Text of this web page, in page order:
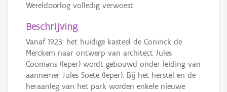
Wereldoorlog volledig verwoest.
Beschrijving
Vanaf 1923: het huidige kasteel de Coninck de
Merckem naar ontwerp van architect Jules
Coomans (Ieper) wordt gebouwd onder leiding van
aannemer Jules Soete (Ieper). Bij het herstel en de
heraanleg van het park worden enkele nieuwe